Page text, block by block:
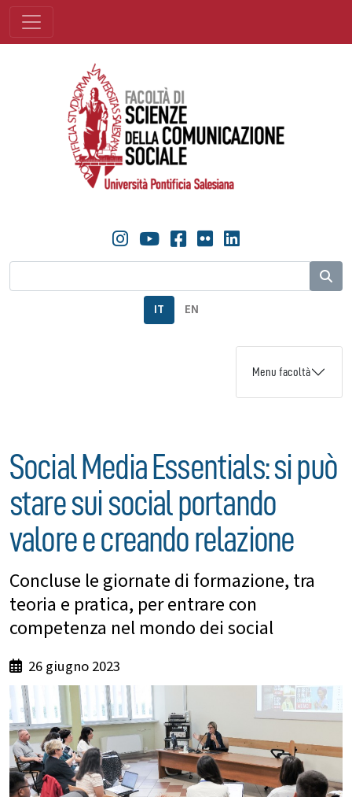
IT EN
Menu facoltà
Social Media Essentials: si può
stare sui social portando
valore e creando relazione
Concluse le giornate di formazione, tra
teoria e pratica, per entrare con
competenza nel mondo dei social
26 giugno 2023